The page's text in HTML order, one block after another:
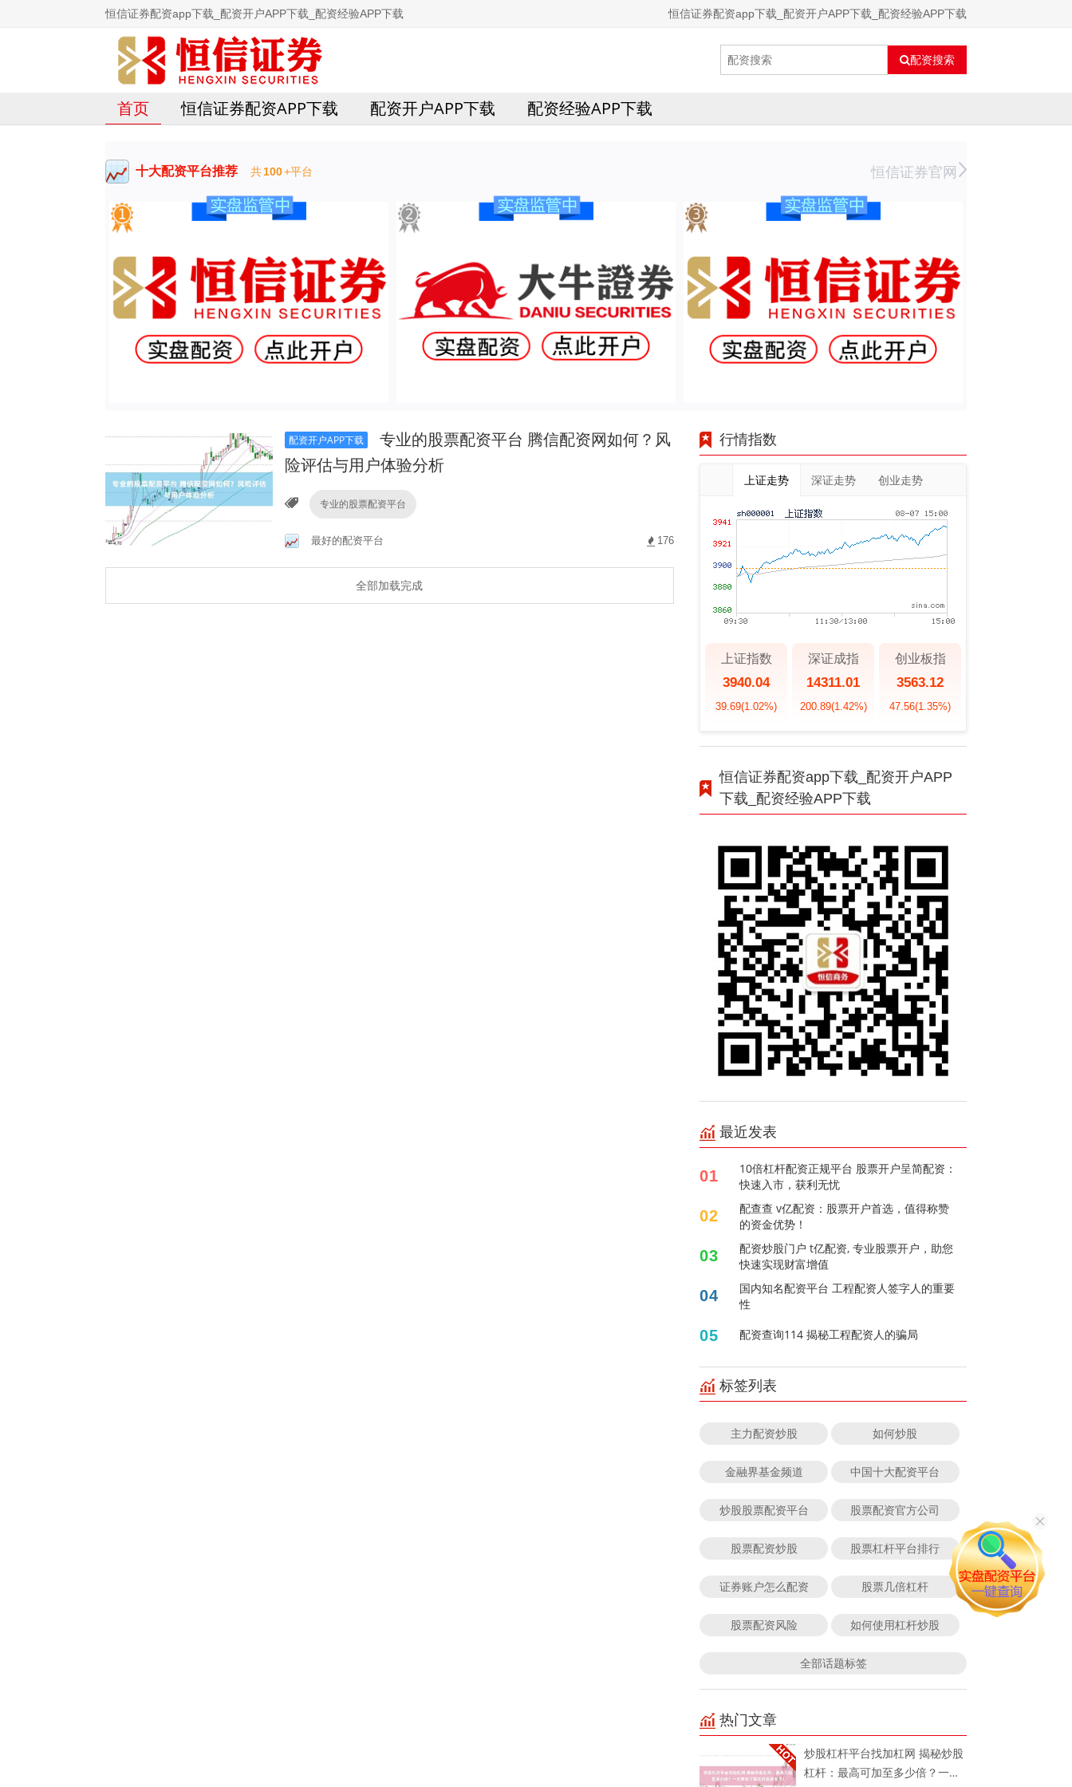
恒信证券配资app下载_配资开户APP下载_配资经验APP下载 恒信证券配资app下载_配资开户APP下载_配资经验APP下载
配资搜索
首页 恒信证券配资APP下载 配资开户APP下载 配资经验APP下载
十大配资平台推荐 共100+平台 恒信证券官网
配资开户APP下载
专业的股票配资平台 腾信配资网如何？风
险评估与用户体验分析
专业的股票配资平台
最好的配资平台 176
全部加载完成
行情指数
上证走势 深证走势 创业走势
上证指数
3940.04
39.69(1.02%)
深证成指
14311.01
200.89(1.42%)
创业板指
3563.12
47.56(1.35%)
恒信证券配资app下载_配资开户APP
下载_配资经验APP下载
最近发表
01
10倍杠杆配资正规平台 股票开户呈简配资：
快速入市，获利无忧
02
配查查 v亿配资：股票开户首选，值得称赞
的资金优势！
03
配资炒股门户 t亿配资, 专业股票开户，助您
快速实现财富增值
04
国内知名配资平台 工程配资人签字人的重要
性
05 配资查询114 揭秘工程配资人的骗局
标签列表
主力配资炒股 如何炒股
金融界基金频道 中国十大配资平台
炒股股票配资平台 股票配资官方公司
股票配资炒股 股票杠杆平台排行
证券账户怎么配资 股票几倍杠杆
股票配资风险 如何使用杠杆炒股
全部话题标签
热门文章
炒股杠杆平台找加杠网 揭秘炒股
杠杆：最高可加至多少倍？一文